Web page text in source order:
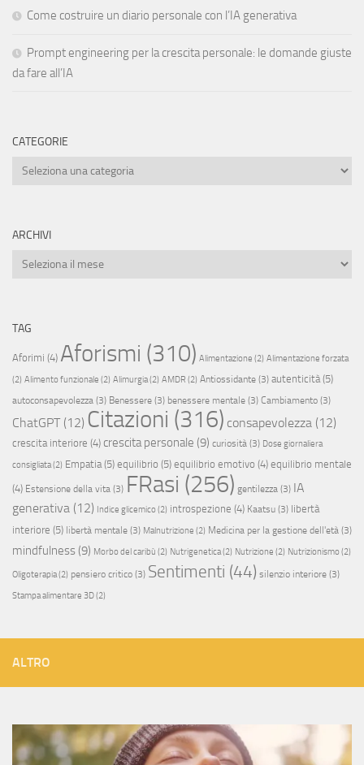
Come costruire un diario personale con l’IA generativa
Prompt engineering per la crescita personale: le domande giuste
da fare all’IA
CATEGORIE
Categorie
ARCHIVI
Archivi
TAG
Aforimi (4) Aforismi (310) Alimentazione (2) Alimentazione forzata
(2) Alimento funzionale (2) Alimurgia(2) AMDR (2) Antiossidante (3) autenticità(5)
autoconsapevolezza (3) Benessere (3) benessere mentale (3) Cambiamento (3)
ChatGPT(12) Citazioni (316) consapevolezza (12)
crescita interiore (4) crescita personale (9) curiosità (3) Dose giornaliera
consigliata(2) Empatia(5) equilibrio (5) equilibrio emotivo (4) equilibrio mentale
(4) Estensione della vita (3) FRasi (256) gentilezza (3) IA
generativa (12) Indice glicemico (2) introspezione (4) Kaatsu (3) libertà
interiore (5) libertà mentale (3) Malnutrizione (2) Medicina per la gestione dell'età (3)
mindfulness (9) Morbo del caribù (2) Nutrigenetica(2) Nutrizione (2) Nutrizionismo (2)
Oligoterapia(2) pensiero critico (3) Sentimenti (44) silenzio interiore (3)
Stampa alimentare 3D(2)
ALTRO